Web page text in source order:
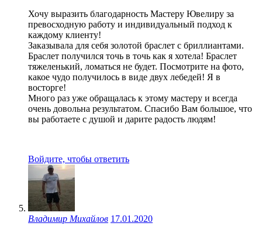
Хочу выразить благодарность Мастеру Ювелиру за
превосходную работу и индивидуальный подход к
каждому клиенту!
Заказывала для себя золотой браслет с бриллиантами.
Браслет получился точь в точь как я хотела! Браслет
тяжеленький, ломаться не будет. Посмотрите на фото,
какое чудо получилось в виде двух лебедей! Я в
восторге!
Много раз уже обращалась к этому мастеру и всегда
очень довольна результатом. Спасибо Вам большое, что
вы работаете с душой и дарите радость людям!
Войдите, чтобы ответить
Владимир Михайлов 17.01.2020